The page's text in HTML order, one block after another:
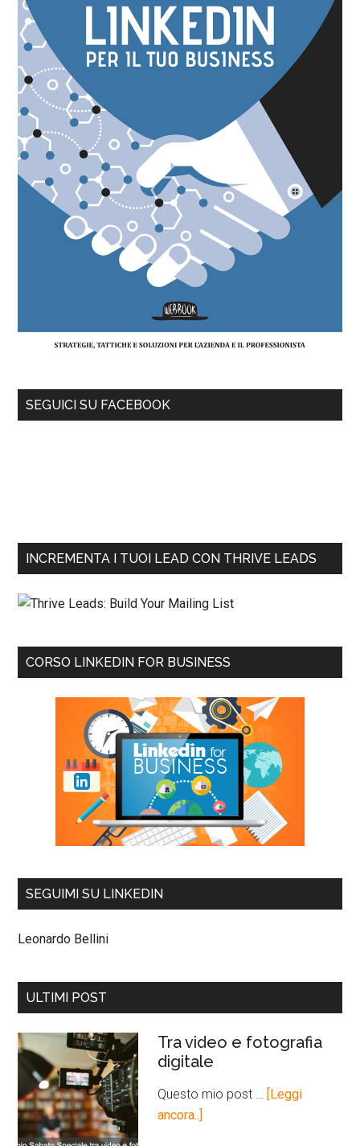
SEGUICI SU FACEBOOK
INCREMENTA I TUOI LEAD CON THRIVE LEADS
CORSO LINKEDIN FOR BUSINESS
SEGUIMI SU LINKEDIN
Leonardo Bellini
ULTIMI POST
Tra video e fotografia
digitale
Questo mio post …
[Leggi
ancora..]